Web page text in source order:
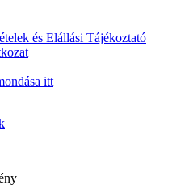
és Elállási Tájékoztató
itt